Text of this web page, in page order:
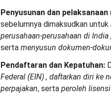
Penyusunan dan pelaksanaan
sebelumnya dimaksudkan untuk
perusahaan-perusahaan di India ,
serta menyusun dokumen-
Pendaftaran dan Kepatuhan:
Federal (EIN) , daftarkan diri ke
perpajakan, serta peroleh